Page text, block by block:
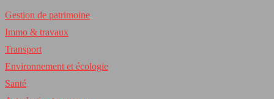
Gestion de patrimoine
Immo & travaux
Transport
Environnement et écologie
Santé